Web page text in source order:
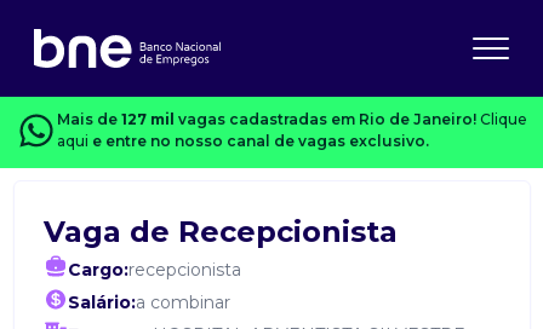
Mais de 127 mil vagas cadastradas em Rio de Janeiro! Clique
aqui e entre no nosso canal de vagas exclusivo.
Vaga de Recepcionista
Cargo:recepcionista
Salário:a combinar